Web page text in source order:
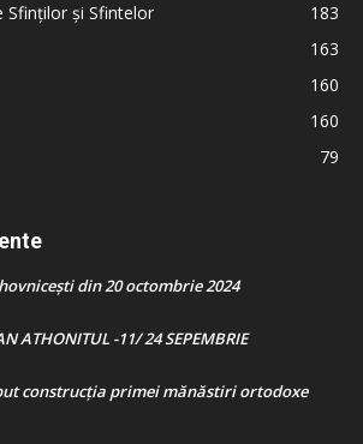
Sfinților și Sfintelor
183
163
160
160
79
din 20 octombrie 2024
ATHONITUL -11/ 24 SEPEMBRIE
construcţia primei mănăstiri ortodoxe